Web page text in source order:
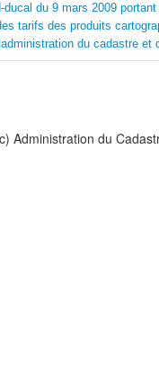
ducal du 9 mars 2009
tarifs des produits
du cadastre et
Administration du